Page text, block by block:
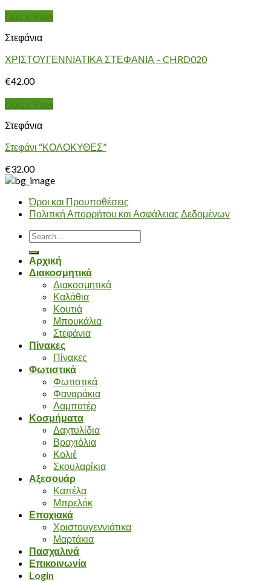
Quick View
Στεφάνια
ΧΡΙΣΤΟΥΓΕΝΝΙΑΤΙΚΑ ΣΤΕΦΑΝΙΑ – CHRD020
€42.00
Quick View
Στεφάνια
Στεφάνι “ΚΟΛΟΚΥΘΕΣ”
€32.00
Όροι και Προυποθέσεις
Πολιτική Απορρήτου και Ασφάλειας Δεδομένων
Search
for:
Αρχική
Διακοσμητικά
Διακοσμητικά
Καλάθια
Κουτιά
Μπουκάλια
Στεφάνια
Πίνακες
Πίνακες
Φωτιστικά
Φωτιστικά
Φαναράκια
Λαμπατέρ
Κοσμήματα
Δαχτυλίδια
Βραχιόλια
Κολιέ
Σκουλαρίκια
Αξεσουάρ
Καπέλα
Μπρελόκ
Εποχιακά
Χριστουγεννιάτικα
Μαρτάκια
Πασχαλινά
Επικοινωνία
Login